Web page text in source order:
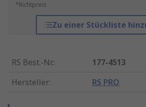
*Richtpreis
Zu einer Stückliste
RS Best.-Nr.:
177-4513
Hersteller: RS PRO